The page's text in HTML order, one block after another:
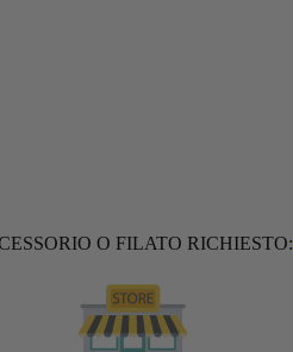
O FILATO RICHIESTO: